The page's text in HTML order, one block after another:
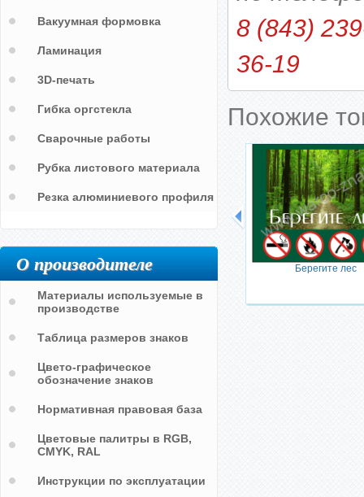
8 (843)
36-19
Похожие
Берегите лес
Вакуумная формовка
Ламинация
3D-печать
Гибка оргстекла
Сварочные работы
Рубка листового материала
Резка алюминиевого профиля
О производителе
Материалы используемые в
производстве
Таблица размеров знаков
Цвето-графическое
обозначение знаков
Нормативная правовая база
Цветовые палитры в RGB,
CMYK, RAL
Инструкции по эксплуатации